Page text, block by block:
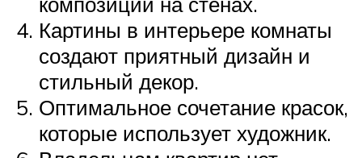
Картины в интерьере комнаты
создают приятный дизайн и
стильный декор.
Оптимальное сочетание красок,
которые использует художник.